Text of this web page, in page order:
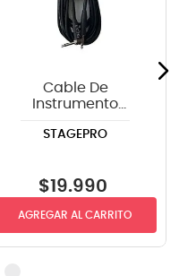
Cable De
Instrumento
recto-angulo 6mts
STAGEPRO
$19.990
AGREGAR AL CARRITO